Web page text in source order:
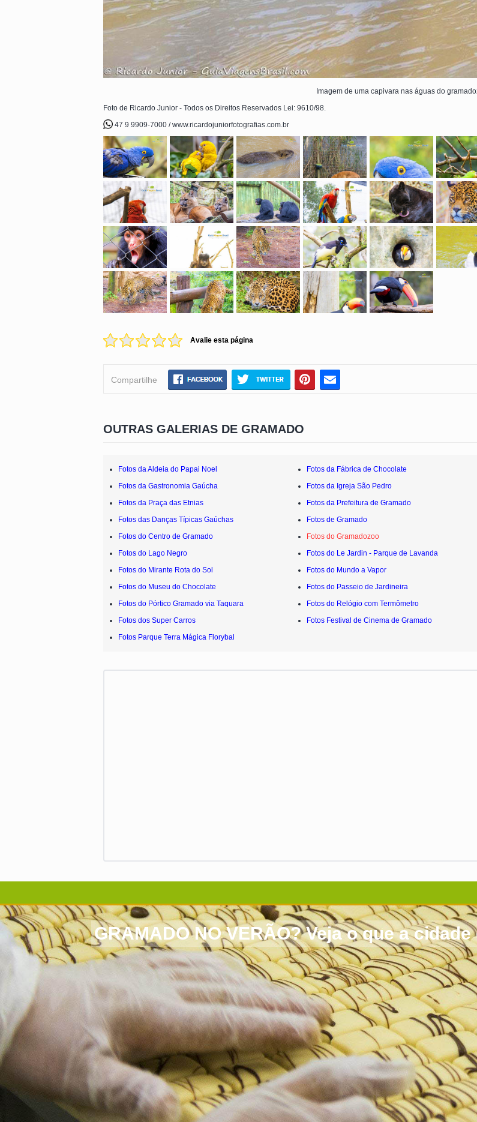
Imagem de uma capivara nas águas do
Foto de Ricardo Junior - Todos os Direitos Reservados Lei: 9610/98.
47 9 9909-7000 / www.ricardojuniorfotografias.com.br
Avalie esta página
Compartilhe
OUTRAS GALERIAS DE GRAMADO
Fotos da Aldeia do Papai Noel Fotos da Fábrica de Chocolate
Fotos da Gastronomia Gaúcha
Fotos da Igreja São Pedro
Fotos da Praça das Etnias
Fotos da Prefeitura de Gramado
Fotos das Danças Típicas Gaúchas
Fotos de Gramado
Fotos do Centro de Gramado
Fotos do Gramadozoo
Fotos do Lago Negro
Fotos do Le Jardin - Parque de Lavanda
Fotos do Mirante Rota do Sol
Fotos do Mundo a Vapor
Fotos do Museu do Chocolate
Fotos do Passeio de Jardineira
Fotos do Pórtico Gramado via Taquara
Fotos do Relógio com Termômetro
Fotos dos Super Carros
Fotos Festival de Cinema de Gramado
Fotos Parque Terra Mágica Florybal
GRAMADO NO VERÃO? Veja o que a